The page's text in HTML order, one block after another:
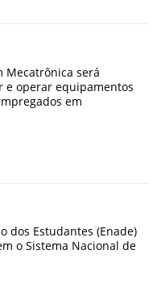
Mecatrônica será
e operar equipamentos
em
dos Estudantes (Enade)
o Sistema Nacional de